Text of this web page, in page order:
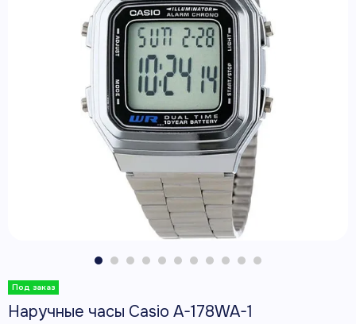
Наручные часы Casio A-178WA-1